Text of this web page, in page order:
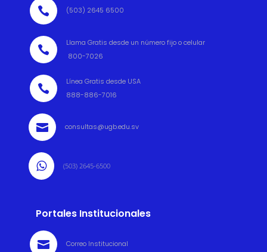
 (503) 2645 6500

Llama Gratis desde un número fijo o celular
800-7026

Línea Gratis desde USA
888-886-7016
 consultas@ugb.edu.sv
 (503) 2645-6500
Portales Institucionales
 Correo Institucional